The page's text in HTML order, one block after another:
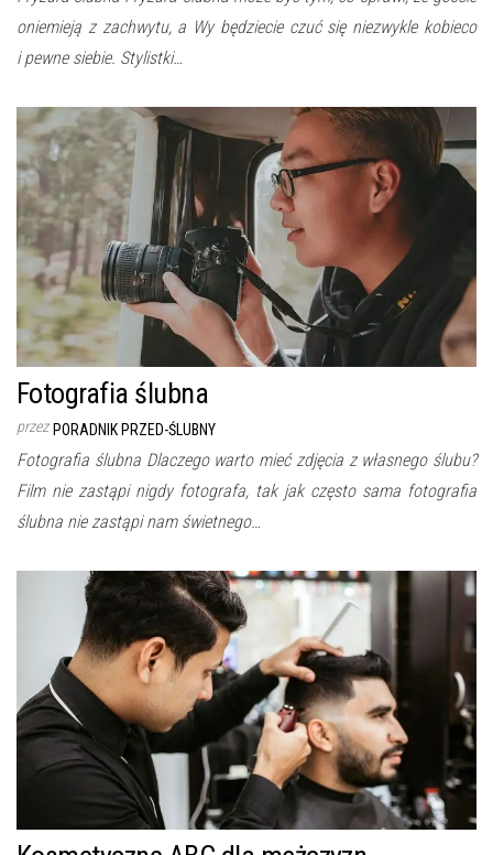
oniemieją z zachwytu, a Wy będziecie czuć się niezwykle kobieco
i pewne siebie. Stylistki…
Fotografia ślubna
przez PORADNIK PRZED-ŚLUBNY
Fotografia ślubna Dlaczego warto mieć zdjęcia z własnego ślubu?
Film nie zastąpi nigdy fotografa, tak jak często sama fotografia
ślubna nie zastąpi nam świetnego…